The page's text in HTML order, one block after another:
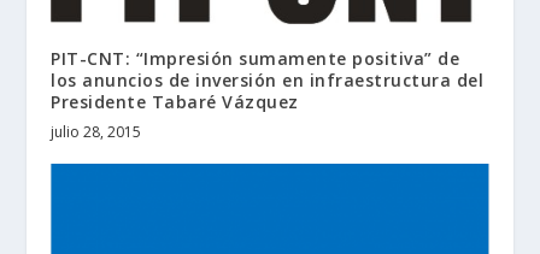
PIT-CNT: “Impresión sumamente positiva” de
los anuncios de inversión en infraestructura del
Presidente Tabaré Vázquez
julio 28, 2015